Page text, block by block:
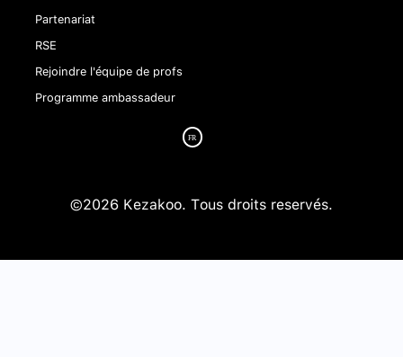
Partenariat
RSE
Rejoindre l'équipe de profs
Programme ambassadeur
©2026 Kezakoo. Tous droits reservés.